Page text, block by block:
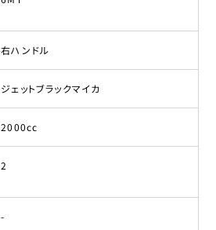
右ハンドル
ジェットブラックマイカ
2000cc
2
-